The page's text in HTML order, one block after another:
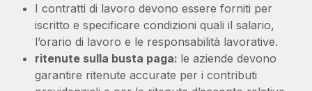
I contratti di lavoro devono essere forniti per
iscritto e specificare condizioni quali il salario,
l’orario di lavoro e le responsabilità lavorative.
ritenute sulla busta paga: le aziende devono
garantire ritenute accurate per i contributi